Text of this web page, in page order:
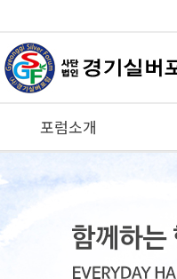
포럼소개